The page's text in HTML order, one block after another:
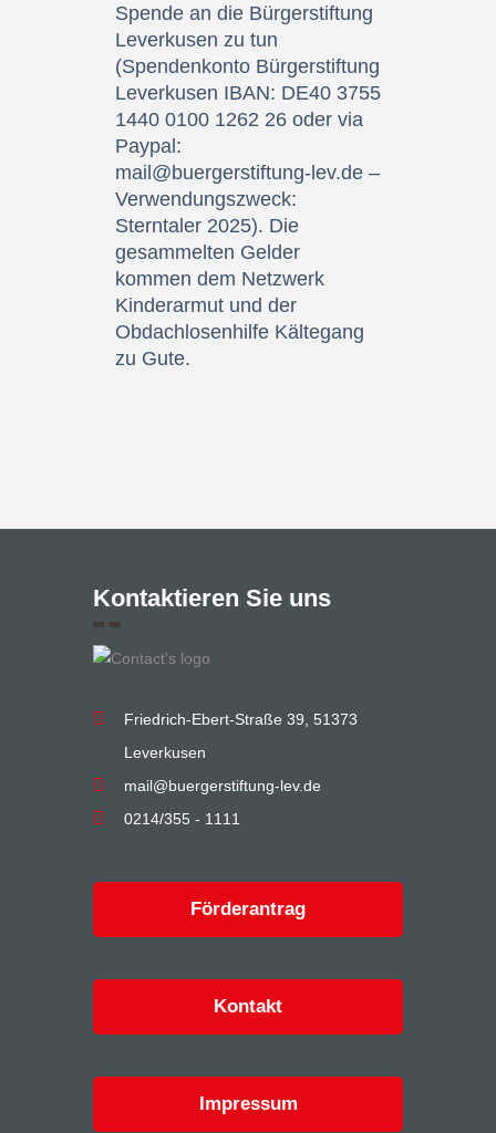
Spende an die Bürgerstiftung
Leverkusen zu tun
(Spendenkonto Bürgerstiftung
Leverkusen IBAN: DE40 3755
1440 0100 1262 26 oder via
Paypal:
mail@buergerstiftung-lev.de –
Verwendungszweck:
Sterntaler 2025). Die
gesammelten Gelder
kommen dem Netzwerk
Kinderarmut und der
Obdachlosenhilfe Kältegang
zu Gute.
Kontaktieren Sie uns
Friedrich-Ebert-Straße 39, 51373
Leverkusen
mail@buergerstiftung-lev.de
0214/355 - 1111
Förderantrag
Kontakt
Impressum